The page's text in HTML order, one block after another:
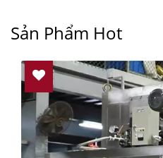
Sản Phẩm Hot